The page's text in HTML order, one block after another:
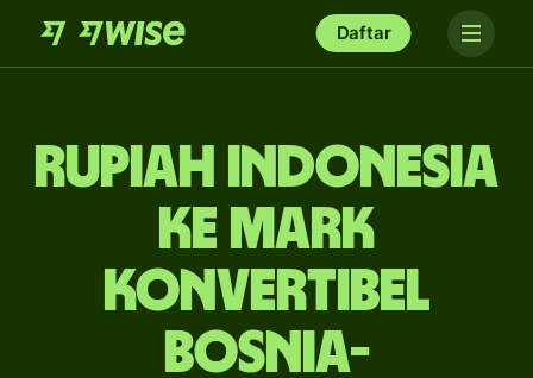
Daftar
rupiah Indonesia
ke mark
konvertibel
Bosnia-